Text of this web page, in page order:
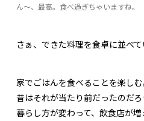
ん～、最高。食べ過ぎちゃいますね。
さぁ、できた料理を食卓に並べて
家でごはんを食べることを楽しむ
昔はそれが当たり前だったのだろ
暮らし方が変わって、飲食店が